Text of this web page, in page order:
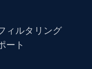
category, and
ィルタリング
ート